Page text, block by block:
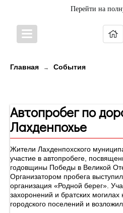
Перейти на
Главная → События
Автопробег по
Лахденпохье
Жители Лахденпохского
участие в автопробеге,
годовщины Победы в Великой
Организатором пробега
организация «Родной берег».
захоронений и братских могилах
городского поселений и